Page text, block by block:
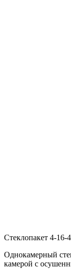
Стеклопакет 4-16-4
Однокамерный
камерой с